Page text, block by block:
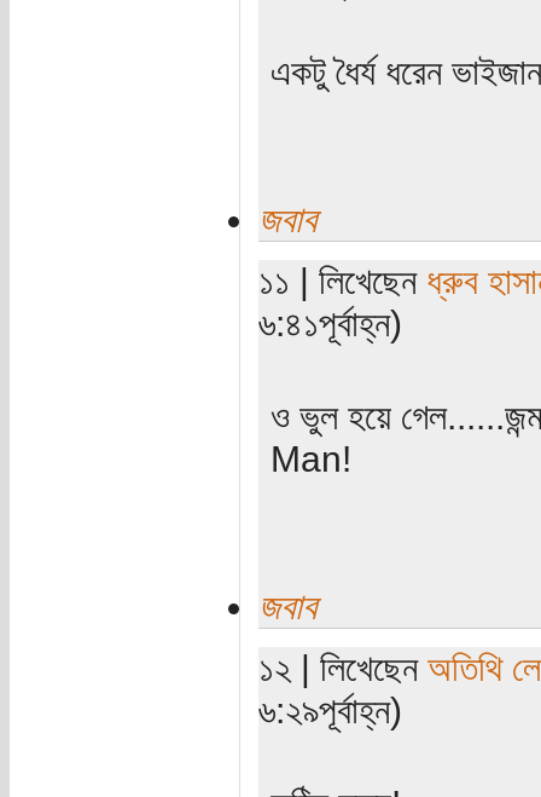
একটু ধৈর্য ধরেন
জবাব
১১ | লিখেছেন ধ্রুব
৬:৪১পূর্বাহ্ন)
ও ভুল হয়ে
Man!
জবাব
১২ | লিখেছেন অতিথি
৬:২৯পূর্বাহ্ন)